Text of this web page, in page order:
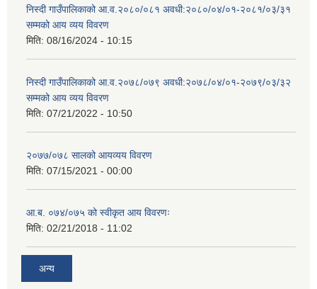
निस्दी गाउँपालिकाको आ.व.२०८०/०८१ अवधी:२०८०/०४/०१-२०८१/०३/३१
सम्मको आय व्यय विवरण
मिति: 08/16/2024 - 10:15
निस्दी गाउँपालिकाको आ.व.२०७८/०७९ अवधी:२०७८/०४/०१-२०७९/०३/३२
सम्मको आय व्यय विवरण
मिति: 07/21/2022 - 10:50
२०७७/०७८ सालको आयव्यय विवरण
मिति: 07/15/2021 - 00:00
आ.ब. ०७४/०७५ को स्वीकृत आय विवरणः
मिति: 02/21/2018 - 11:02
अन्य